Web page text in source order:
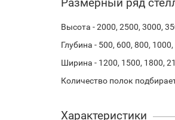
Высота - 2000, 2500, 3000,
Глубина - 500, 600, 800,
Ширина - 1200, 1500, 1800,
Количество полок
Характеристики